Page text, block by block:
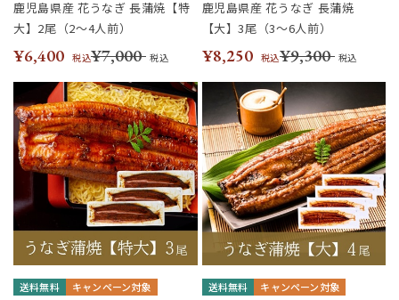
鹿児島県産 花うなぎ 長蒲焼【特
大】2尾（2～4人前）
¥6,400 税込¥7,000 税込
鹿児島県産 花うなぎ 長蒲焼
【大】3尾（3～6人前）
¥8,250 税込¥9,300 税込
送料無料 キャンペーン対象 送料無料 キャンペーン対象